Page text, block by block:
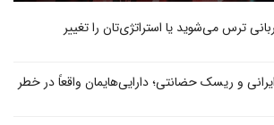
ترس می‌شوید یا استراتژی‌تان را تغییر
و ریسک حضانتی؛ دارایی‌هایمان واقعاً در خطر